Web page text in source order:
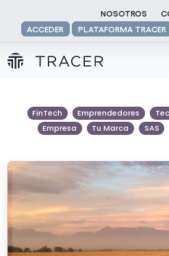
NOSOTROS
ACCEDER
PLATAFORMA TRACER
FinTech Emprendedores
Empresa
Tu Marca SAS